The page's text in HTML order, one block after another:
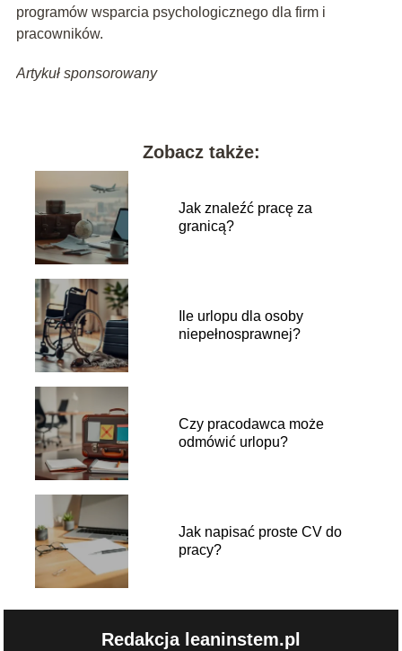
programów wsparcia psychologicznego dla firm i
pracowników.
Artykuł sponsorowany
Zobacz także:
Jak znaleźć pracę za
granicą?
Ile urlopu dla osoby
niepełnosprawnej?
Czy pracodawca może
odmówić urlopu?
Jak napisać proste CV do
pracy?
Redakcja leaninstem.pl